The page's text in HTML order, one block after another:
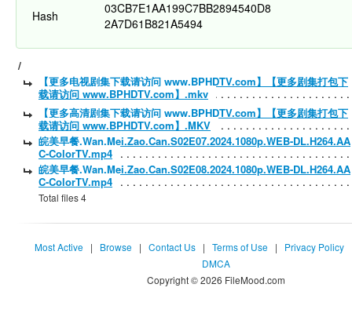
Hash
03CB7E1AA199C7BB2894540D8
2A7D61B821A5494
/
【更多电视剧集下载请访问 www.BPHDTV.com】【更多剧集打包下
载请访问 www.BPHDTV.com】.mkv
【更多高清剧集下载请访问 www.BPHDTV.com】【更多剧集打包下
载请访问 www.BPHDTV.com】.MKV
皖美早餐.Wan.Mei.Zao.Can.S02E07.2024.1080p.WEB-DL.H264.AA
C-ColorTV.mp4
皖美早餐.Wan.Mei.Zao.Can.S02E08.2024.1080p.WEB-DL.H264.AA
C-ColorTV.mp4
Total files 4
Most Active | Browse | Contact Us | Terms of Use | Privacy Policy
DMCA
Copyright © 2026 FileMood.com